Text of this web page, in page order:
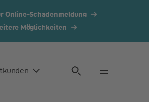
Online-Schadenmeldung
Möglichkeiten